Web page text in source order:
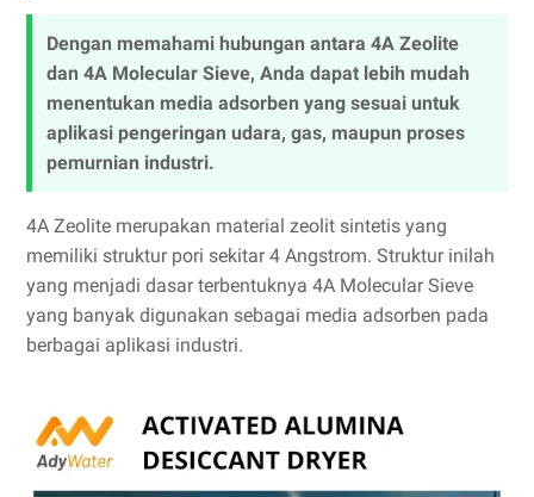
Dengan memahami hubungan antara 4A Zeolite
dan 4A Molecular Sieve, Anda dapat lebih mudah
menentukan media adsorben yang sesuai untuk
aplikasi pengeringan udara, gas, maupun proses
pemurnian industri.
4A Zeolite merupakan material zeolit sintetis yang
memiliki struktur pori sekitar 4 Angstrom. Struktur inilah
yang menjadi dasar terbentuknya 4A Molecular Sieve
yang banyak digunakan sebagai media adsorben pada
berbagai aplikasi industri.